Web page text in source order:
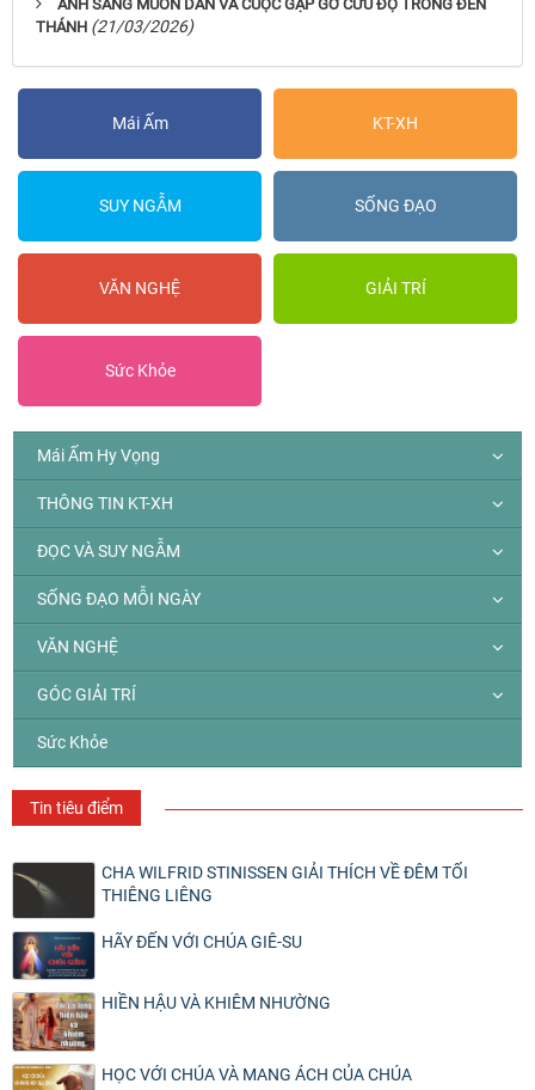
ÁNH SÁNG MUÔN DÂN VÀ CUỘC GẶP GỠ CỨU ĐỘ TRONG ĐỀN
THÁNH (21/03/2026)
Mái Ấm KT-XH
SUY NGẪM SỐNG ĐẠO
VĂN NGHỆ GIẢI TRÍ
Sức Khỏe
Mái Ấm Hy Vọng
THÔNG TIN KT-XH
ĐỌC VÀ SUY NGẪM
SỐNG ĐẠO MỖI NGÀY
VĂN NGHỆ
GÓC GIẢI TRÍ
Sức Khỏe
Tin tiêu điểm
CHA WILFRID STINISSEN GIẢI THÍCH VỀ ĐÊM TỐI
THIÊNG LIÊNG
HÃY ĐẾN VỚI CHÚA GIÊ-SU
HIỀN HẬU VÀ KHIÊM NHƯỜNG
HỌC VỚI CHÚA VÀ MANG ÁCH CỦA CHÚA